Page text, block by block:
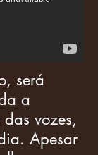
será
a
vozes,
Apesar